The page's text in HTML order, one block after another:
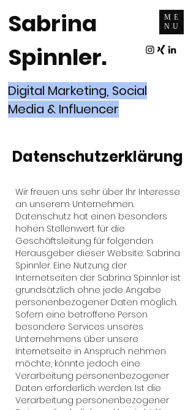
ME
NU
Digital Marketing, Social
Media & Influencer
Sabrina
Spinnler.
Datenschutzerklärung
Wir freuen uns sehr über Ihr Interesse
an unserem Unternehmen.
Datenschutz hat einen besonders
hohen Stellenwert für die
Geschäftsleitung für folgenden
Herausgeber dieser Website: Sabrina
Spinnler. Eine Nutzung der
Internetseiten der Sabrina Spinnler ist
grundsätzlich ohne jede Angabe
personenbezogener Daten möglich.
Sofern eine betroffene Person
besondere Services unseres
Unternehmens über unsere
Internetseite in Anspruch nehmen
möchte, könnte jedoch eine
Verarbeitung personenbezogener
Daten erforderlich werden. Ist die
Verarbeitung personenbezogener